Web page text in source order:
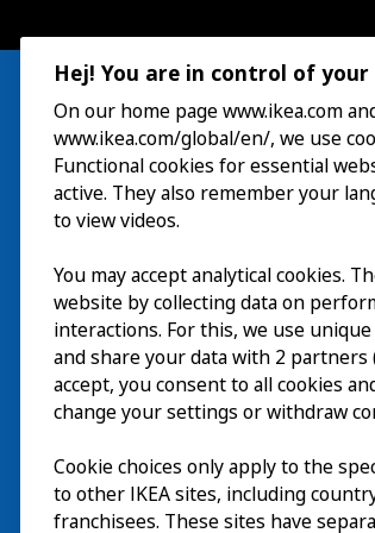
Besuch
Erkunden
Läuft
Über
Hej! You are in control of your
On our home page www.ikea.com
www.ikea.com/global/en/, we use
Functional cookies for essential
active. They also remember your
to view videos.
You may accept analytical cookies.
website by collecting data on
interactions. For this, we use
and share your data with 2 partners
accept, you consent to all cookies
change your settings or withdraw
Cookie choices only apply to the
to other IKEA sites, including
franchisees. These sites have